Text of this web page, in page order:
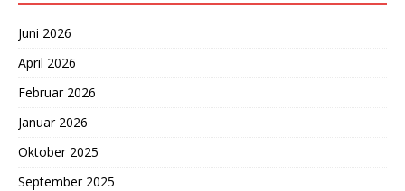
Juni 2026
April 2026
Februar 2026
Januar 2026
Oktober 2025
September 2025